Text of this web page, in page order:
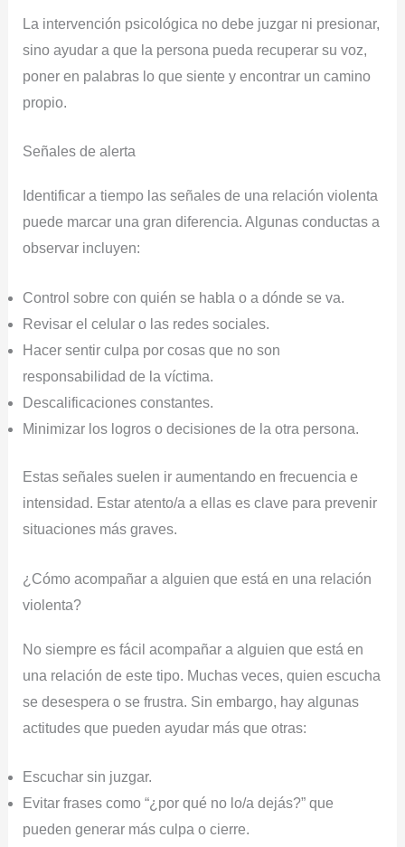
La intervención psicológica no debe juzgar ni presionar,
sino ayudar a que la persona pueda recuperar su voz,
poner en palabras lo que siente y encontrar un camino
propio.
Señales de alerta
Identificar a tiempo las señales de una relación violenta
puede marcar una gran diferencia. Algunas conductas a
observar incluyen:
Control sobre con quién se habla o a dónde se va.
Revisar el celular o las redes sociales.
Hacer sentir culpa por cosas que no son
responsabilidad de la víctima.
Descalificaciones constantes.
Minimizar los logros o decisiones de la otra persona.
Estas señales suelen ir aumentando en frecuencia e
intensidad. Estar atento/a a ellas es clave para prevenir
situaciones más graves.
¿Cómo acompañar a alguien que está en una relación
violenta?
No siempre es fácil acompañar a alguien que está en
una relación de este tipo. Muchas veces, quien escucha
se desespera o se frustra. Sin embargo, hay algunas
actitudes que pueden ayudar más que otras:
Escuchar sin juzgar.
Evitar frases como “¿por qué no lo/a dejás?” que
pueden generar más culpa o cierre.